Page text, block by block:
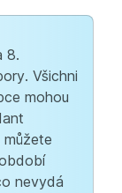
8.
Všichni
mohou
nevydá